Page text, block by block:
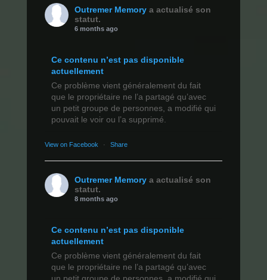
Outremer Memory a actualisé son
statut.
6 months ago
Ce contenu n’est pas disponible
actuellement
Ce problème vient généralement du fait
que le propriétaire ne l’a partagé qu’avec
un petit groupe de personnes, a modifié qui
pouvait le voir ou l’a supprimé.
View on Facebook · Share
Outremer Memory a actualisé son
statut.
8 months ago
Ce contenu n’est pas disponible
actuellement
Ce problème vient généralement du fait
que le propriétaire ne l’a partagé qu’avec